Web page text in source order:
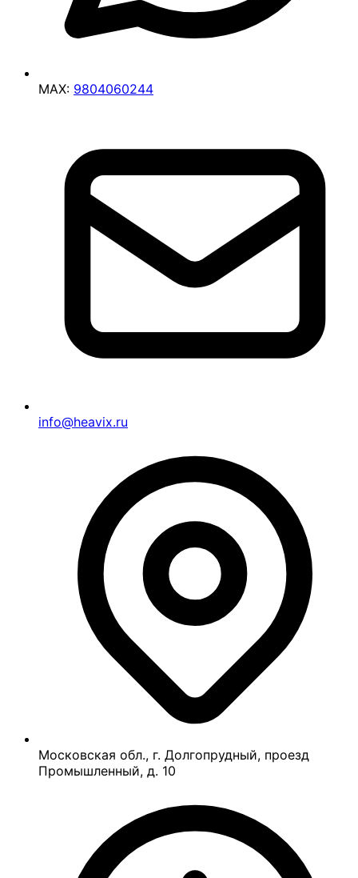
MAX: 9804060244
info@heavix.ru
Московская обл., г. Долгопрудный, проезд
Промышленный, д. 10